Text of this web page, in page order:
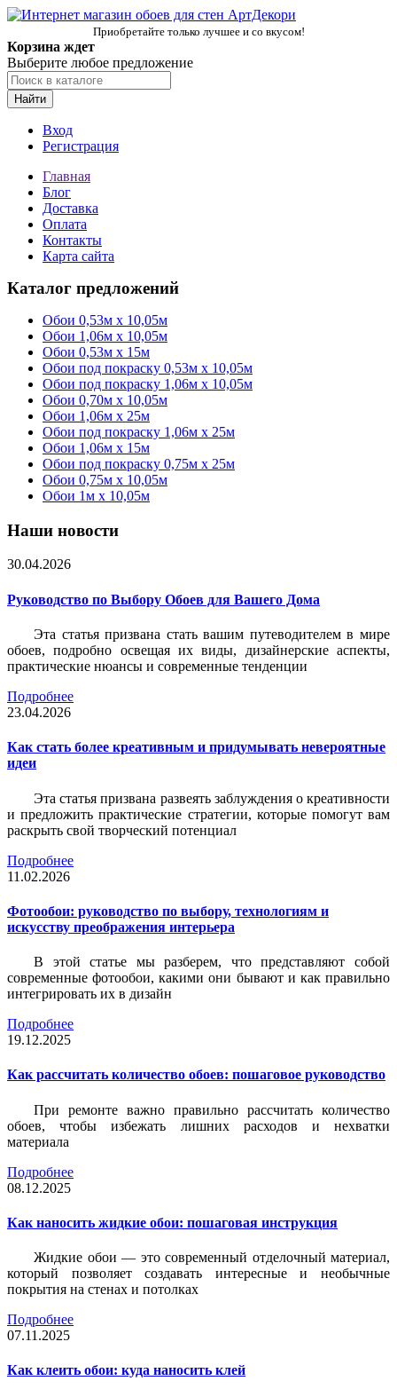
Приобретайте только лучшее и со вкусом!
Корзина ждет
Выберите любое предложение
Найти
Вход
Регистрация
Главная
Блог
Доставка
Оплата
Контакты
Карта сайта
Каталог предложений
Обои 0,53м x 10,05м
Обои 1,06м х 10,05м
Обои 0,53м x 15м
Обои под покраску 0,53м x 10,05м
Обои под покраску 1,06м х 10,05м
Обои 0,70м x 10,05м
Обои 1,06м x 25м
Обои под покраску 1,06м x 25м
Обои 1,06м x 15м
Обои под покраску 0,75м x 25м
Обои 0,75м x 10,05м
Обои 1м х 10,05м
Наши новости
30.04.2026
Руководство по Выбору Обоев для Вашего Дома
Эта статья призвана стать вашим путеводителем в мире
обоев, подробно освещая их виды, дизайнерские аспекты,
практические нюансы и современные тенденции
Подробнее
23.04.2026
Как стать более креативным и придумывать невероятные
идеи
Эта статья призвана развеять заблуждения о креативности
и предложить практические стратегии, которые помогут вам
раскрыть свой творческий потенциал
Подробнее
11.02.2026
Фотообои: руководство по выбору, технологиям и
искусству преображения интерьера
В этой статье мы разберем, что представляют собой
современные фотообои, какими они бывают и как правильно
интегрировать их в дизайн
Подробнее
19.12.2025
Как рассчитать количество обоев: пошаговое руководство
При ремонте важно правильно рассчитать количество
обоев, чтобы избежать лишних расходов и нехватки
материала
Подробнее
08.12.2025
Как наносить жидкие обои: пошаговая инструкция
Жидкие обои — это современный отделочный материал,
который позволяет создавать интересные и необычные
покрытия на стенах и потолках
Подробнее
07.11.2025
Как клеить обои: куда наносить клей